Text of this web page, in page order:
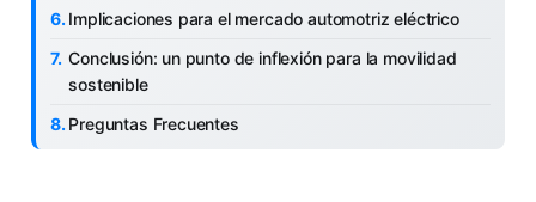
Implicaciones para el mercado automotriz eléctrico
Conclusión: un punto de inflexión para la movilidad
sostenible
Preguntas Frecuentes